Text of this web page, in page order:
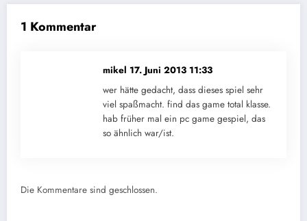
1 Kommentar
mikel 17. Juni 2013 11:33
wer hätte gedacht, dass dieses spiel sehr
viel spaßmacht. find das game total klasse.
hab früher mal ein pc game gespiel, das
so ähnlich war/ist.
Die Kommentare sind geschlossen.